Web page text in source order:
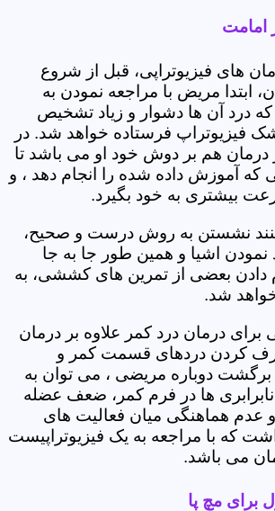
امامت
های فیزیوتراپی، قبل از شروع
ابتدا مریض با مراجعه نمودن به
درد آن ها دشوار و زیاد تشخیص
فیزیوتراپ فرستاده خواهد شد. در
درمان هم بر دوش خود او می باشد تا
که آموزش داده شده را انجام دهد ، و
بیشتری به خود بگیرد.
نشستن به روش درست و صحیح،
نمودن اشیا و همین طور جا به جا
دادن بعضی از تمرین های کششی، به
شد.
برای درمان درد کمر علاوه بر درمان
کردن دردهای قسمت کمر و
برگشت دوباره مریضی ، می توان به
ها در فرم کمر، ضعف عضله
عدم هماهنگی میان فعالیت های
که با مراجعه به یک فیزیوتراپیست
می باشد.
برای مچ پا